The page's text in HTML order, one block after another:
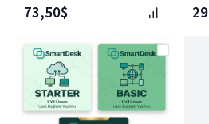
73,50$